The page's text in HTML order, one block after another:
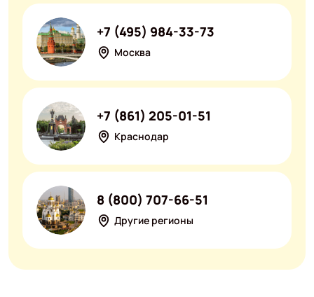
Москва
+7 (495) 984-33-73
Краснодар
+7 (861) 205-01-51
Другие регионы
8 (800) 707-66-51